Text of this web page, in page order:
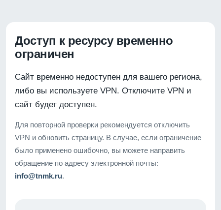
Доступ к ресурсу временно
ограничен
Сайт временно недоступен для вашего региона,
либо вы используете VPN. Отключите VPN и
сайт будет доступен.
Для повторной проверки рекомендуется отключить
VPN и обновить страницу. В случае, если ограничение
было применено ошибочно, вы можете направить
обращение по адресу электронной почты:
info@tnmk.ru.